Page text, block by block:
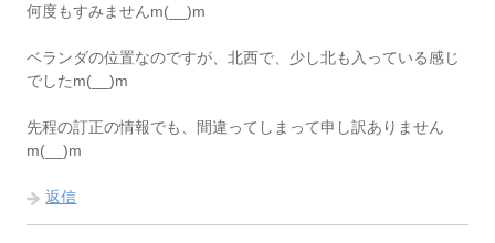
何度もすみませんm(__)m
ベランダの位置なのですが、北西で、少し北も入っている感じ
でしたm(__)m
先程の訂正の情報でも、間違ってしまって申し訳ありません
m(__)m
返信